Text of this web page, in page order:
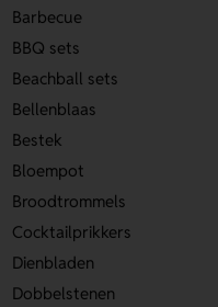
Barbecue
BBQ sets
Beachball sets
Bellenblaas
Bestek
Bloempot
Broodtrommels
Cocktailprikkers
Dienbladen
Dobbelstenen